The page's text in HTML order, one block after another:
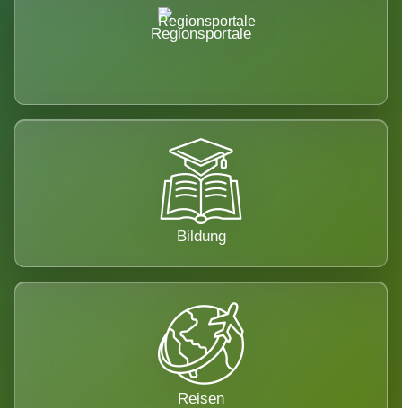
Regionsportale
Bildung
Reisen